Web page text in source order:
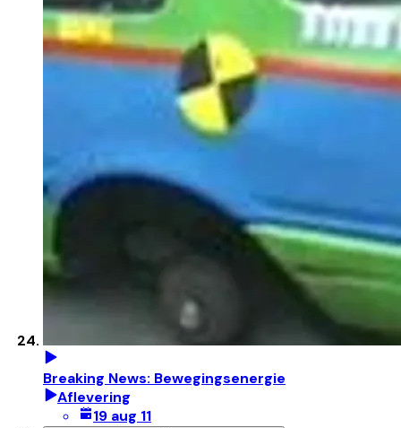
Breaking News: Bewegingsenergie
Aflevering
19 aug 11